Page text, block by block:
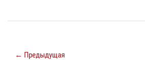
← Предыдущая